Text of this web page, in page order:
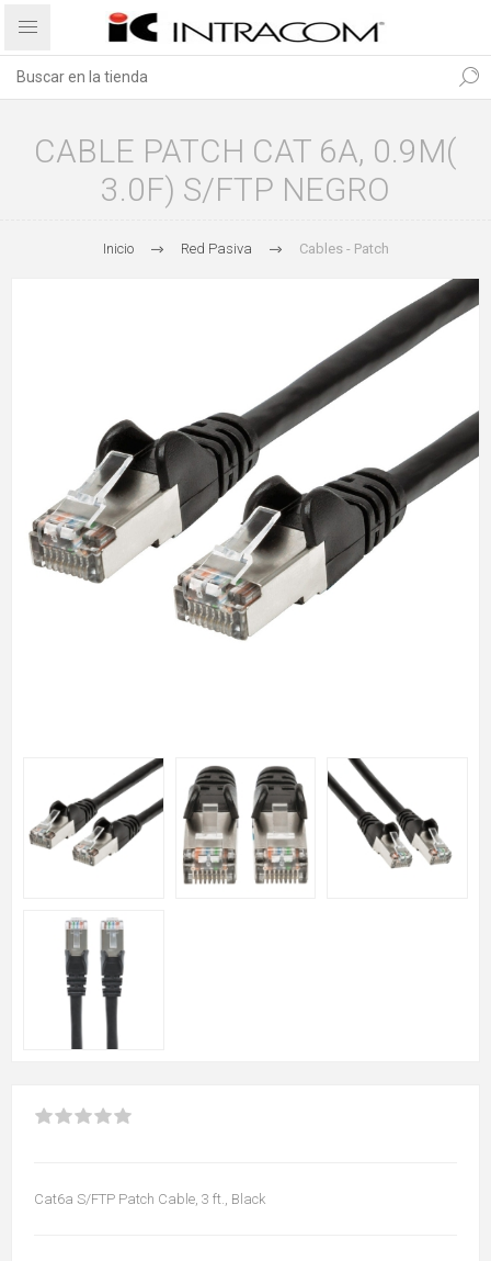
CABLE PATCH CAT 6A, 0.9M(
3.0F) S/FTP NEGRO
Inicio Red Pasiva Cables - Patch
Cat6a S/FTP Patch Cable, 3 ft., Black